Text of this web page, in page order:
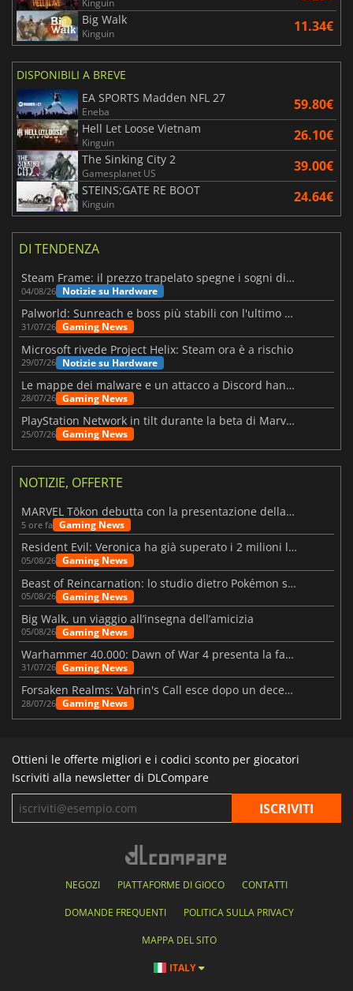
Kinguin
Big Walk
Kinguin 11.34€
DISPONIBILI A BREVE
EA SPORTS Madden NFL 27
Eneba 59.80€
Hell Let Loose Vietnam
Kinguin 26.10€
The Sinking City 2
Gamesplanet US 39.00€
STEINS;GATE RE BOOT
Kinguin 24.64€
DI TENDENZA
Steam Frame: il prezzo trapelato spegne i sogni di un VR economico
04/08/26 Notizie su Hardware
Palworld: Sunreach e boss più stabili con l'ultimo update
31/07/26 Gaming News
Microsoft rivede Project Helix: Steam ora è a rischio
29/07/26 Notizie su Hardware
Le mappe dei malware e un attacco a Discord hanno colpito Meccha Chameleon
28/07/26 Gaming News
PlayStation Network in tilt durante la beta di Marvel Tōkon
25/07/26 Gaming News
NOTIZIE, OFFERTE
MARVEL Tōkon debutta con la presentazione della roadmap per il primo anno
5 ore fa Gaming News
Resident Evil: Veronica ha già superato i 2 milioni liste dei desideri
05/08/26 Gaming News
Beast of Reincarnation: lo studio dietro Pokémon su una nuova strada
05/08/26 Gaming News
Big Walk, un viaggio all’insegna dell’amicizia
05/08/26 Gaming News
Warhammer 40.000: Dawn of War 4 presenta la fazione dei Necron
31/07/26 Gaming News
Forsaken Realms: Vahrin's Call esce dopo un decennio di sviluppo
28/07/26 Gaming News
Ottieni le offerte migliori e i codici sconto per giocatori
Iscriviti alla newsletter di DLCompare
NEGOZI PIATTAFORME DI GIOCO CONTATTI
DOMANDE FREQUENTI POLITICA SULLA PRIVACY
MAPPA DEL SITO
ITALY